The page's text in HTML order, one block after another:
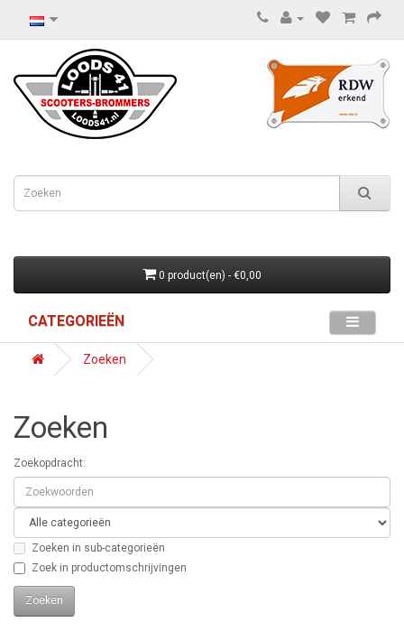
0 product(en) - €0,00
CATEGORIEËN
Zoeken
Zoeken
Zoekopdracht:
Zoeken in sub-categorieën
Zoek in productomschrijvingen